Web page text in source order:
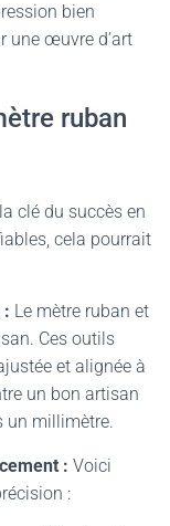
bien
une œuvre d’art
ruban
clé du succès en
cela pourrait
: Le mètre ruban et
Ces outils
et alignée à
un bon artisan
un millimètre.
: Voici
: